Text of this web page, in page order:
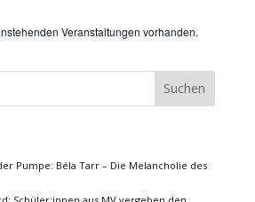
Veranstaltungen vorhanden.
Pumpe: Béla Tarr – Die Melancholie des